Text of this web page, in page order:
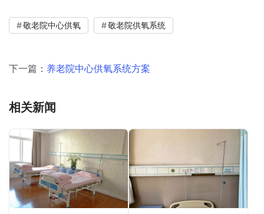
敬老院中心供氧 敬老院供氧系统
下一篇： 养老院中心供氧系统方案
相关新闻